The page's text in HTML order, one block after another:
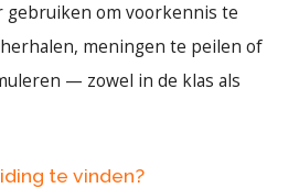
gebruiken om voorkennis te
meningen te peilen of
— zowel in de klas als
te vinden?